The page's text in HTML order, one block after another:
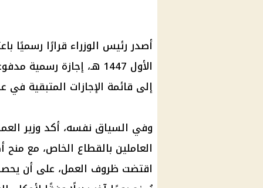
الأول 1447 هـ، إجازة
إلى قائمة الإجازات المتبقية في عام
وفي السياق نفسه، أكد وزير
العاملين بالقطاع الخاص، مع
اقتضت ظروف العمل، على أن